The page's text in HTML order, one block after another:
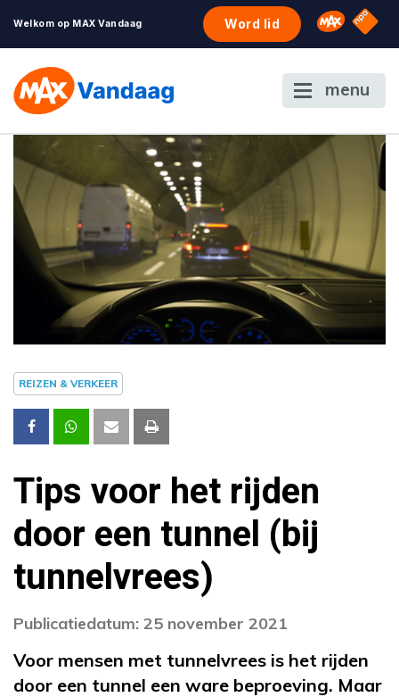
Welkom op MAX Vandaag Word lid Omroep
NPO
menu
REIZEN & VERKEER
Tips voor het rijden
door een tunnel (bij
tunnelvrees)
Publicatiedatum: 25 november 2021
Voor mensen met tunnelvrees is het rijden
door een tunnel een ware beproeving. Maar